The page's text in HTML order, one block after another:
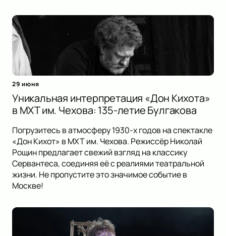
29 июня
Уникальная интерпретация «Дон Кихота»
в МХТ им. Чехова: 135-летие Булгакова
Погрузитесь в атмосферу 1930-х годов на спектакле
«Дон Кихот» в МХТ им. Чехова. Режиссёр Николай
Рощин предлагает свежий взгляд на классику
Сервантеса, соединяя её с реалиями театральной
жизни. Не пропустите это значимое событие в
Москве!